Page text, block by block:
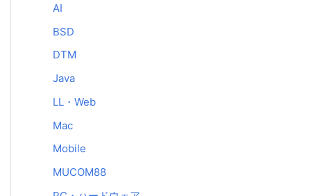
AI
BSD
DTM
Java
LL・Web
Mac
Mobile
MUCOM88